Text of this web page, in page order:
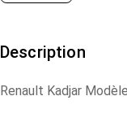
Description
Renault Kadjar